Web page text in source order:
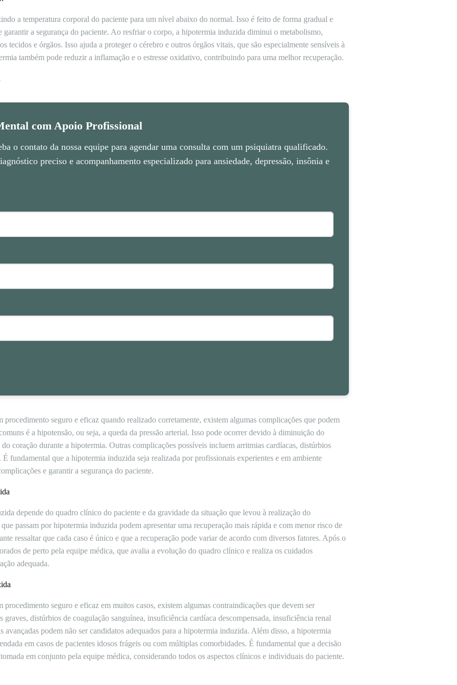
a temperatura corporal do paciente para um nível abaixo do normal. Isso é feito de forma gradual e
garantir a segurança do paciente. Ao resfriar o corpo, a hipotermia induzida diminui o metabolismo,
tecidos e órgãos. Isso ajuda a proteger o cérebro e outros órgãos vitais, que são especialmente sensíveis à
também pode reduzir a inflamação e o estresse oxidativo, contribuindo para uma melhor recuperação.
com Apoio Profissional
o contato da nossa equipe para agendar uma consulta com um psiquiatra qualificado.
preciso e acompanhamento especializado para ansiedade, depressão, insônia e
seguro e eficaz quando realizado corretamente, existem algumas complicações que podem
é a hipotensão, ou seja, a queda da pressão arterial. Isso pode ocorrer devido à diminuição do
coração durante a hipotermia. Outras complicações possíveis incluem arritmias cardíacas, distúrbios
fundamental que a hipotermia induzida seja realizada por profissionais experientes e em ambiente
e garantir a segurança do paciente.
depende do quadro clínico do paciente e da gravidade da situação que levou à realização do
passam por hipotermia induzida podem apresentar uma recuperação mais rápida e com menor risco de
ressaltar que cada caso é único e que a recuperação pode variar de acordo com diversos fatores. Após o
de perto pela equipe médica, que avalia a evolução do quadro clínico e realiza os cuidados
adequada.
seguro e eficaz em muitos casos, existem algumas contraindicações que devem ser
graves, distúrbios de coagulação sanguínea, insuficiência cardíaca descompensada, insuficiência renal
avançadas podem não ser candidatos adequados para a hipotermia induzida. Além disso, a hipotermia
em casos de pacientes idosos frágeis ou com múltiplas comorbidades. É fundamental que a decisão
em conjunto pela equipe médica, considerando todos os aspectos clínicos e individuais do paciente.